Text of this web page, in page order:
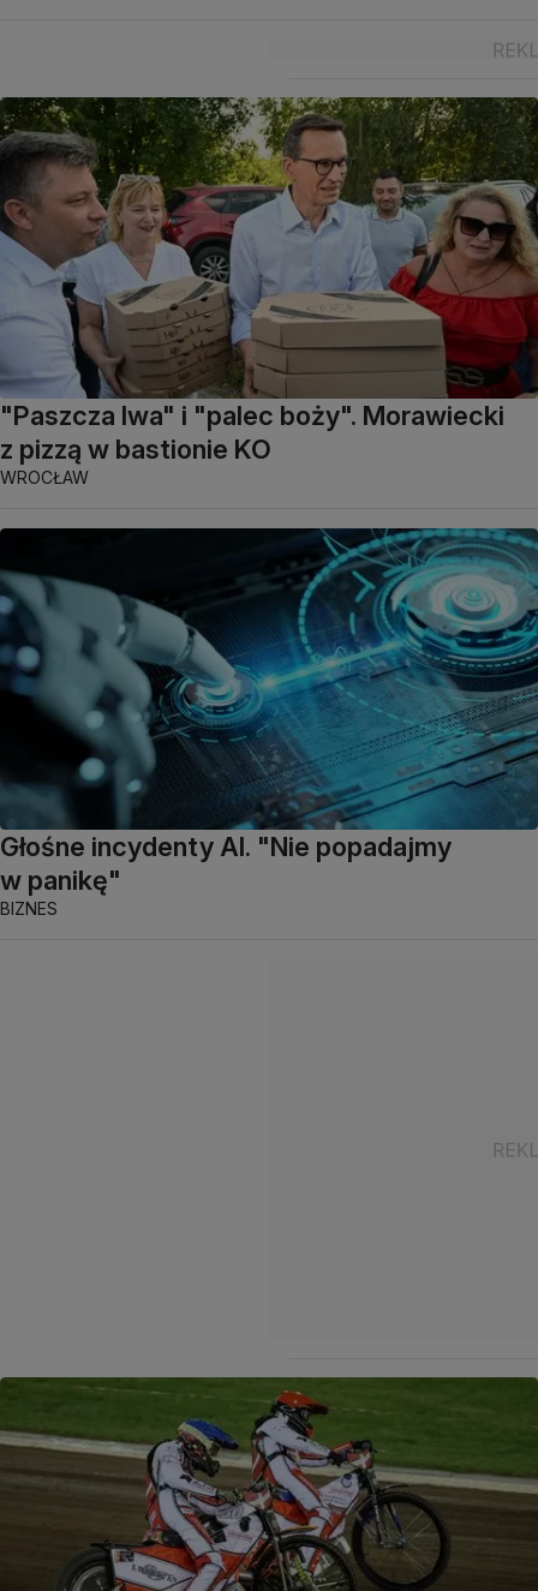
"Paszcza lwa" i "palec boży". Morawiecki
z pizzą w bastionie KO
WROCŁAW
Głośne incydenty AI. "Nie popadajmy
w panikę"
BIZNES